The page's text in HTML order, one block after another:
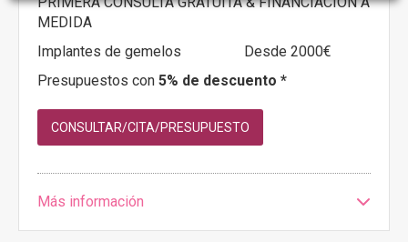
MEDIDA
Implantes de gemelos
Desde 2000€
Presupuestos con 5% de descuento *
CONSULTAR/CITA/PRESUPUESTO
Más información